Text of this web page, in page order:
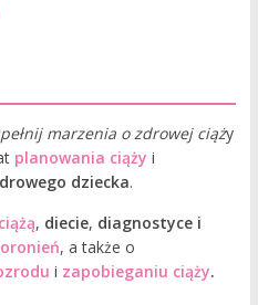
marzenia o zdrowej ciąży
planowania ciąży i
dziecka.
, diecie, diagnostyce i
, a także o
i zapobieganiu ciąży.